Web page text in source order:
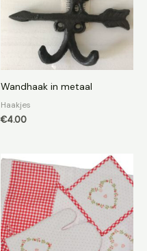
Wandhaak in metaal
Haakjes
€4.00